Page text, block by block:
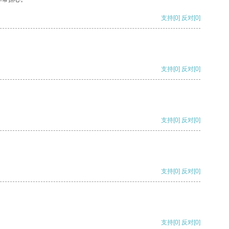
支持[0] 反对[0]
支持[0] 反对[0]
支持[0] 反对[0]
支持[0] 反对[0]
支持[0] 反对[0]